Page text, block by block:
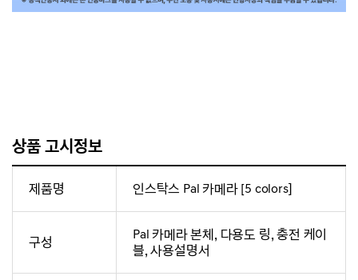
상품 고시정보
제품명 인스탁스 Pal 카메라 [5 colors]
구성
Pal 카메라 본체, 다용도 링, 충전 케이
블, 사용설명서